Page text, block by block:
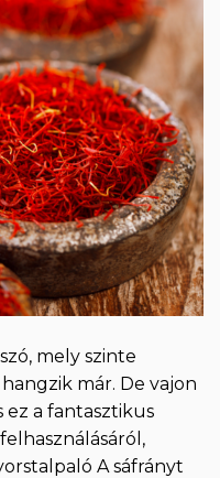
mely szinte
már. De vajon
a fantasztikus
A sáfrányt